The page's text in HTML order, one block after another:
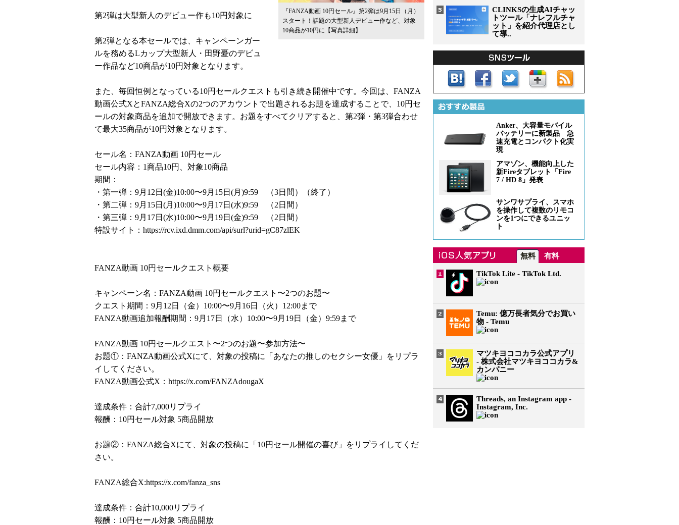
『FANZA動画 10円セール』第2弾は9月15日（月）
スタート！話題の大型新人デビュー作など、対象
10商品が10円に 【写真詳細】
第2弾は大型新人のデビュー作も10円対象に
第2弾となる本セールでは、キャンペーンガー
ルを務めるLカップ大型新人・田野憂のデビュ
ー作品など10商品が10円対象となります。
また、毎回恒例となっている10円セールクエストも引き続き開催中です。今回は、FANZA
動画公式XとFANZA総合Xの2つのアカウントで出題されるお題を達成することで、10円セ
ールの対象商品を追加で開放できます。お題をすべてクリアすると、第2弾・第3弾合わせ
て最大35商品が10円対象となります。
セール名：FANZA動画 10円セール
セール内容：1商品10円、対象10商品
期間：
・第一弾：9月12日(金)10:00〜9月15日(月)9:59 （3日間）（終了）
・第二弾：9月15日(月)10:00〜9月17日(水)9:59 （2日間）
・第三弾：9月17日(水)10:00〜9月19日(金)9:59 （2日間）
特設サイト： https://rcv.ixd.dmm.com/api/surl?urid=gC87zlEK
FANZA動画 10円セールクエスト概要
キャンペーン名：FANZA動画 10円セールクエスト〜2つのお題〜
クエスト期間：9月12日（金）10:00〜9月16日（火）12:00まで
FANZA動画追加報酬期間：9月17日（水）10:00〜9月19日（金）9:59まで
FANZA動画 10円セールクエスト〜2つのお題〜参加方法〜
お題①：FANZA動画公式Xにて、対象の投稿に「あなたの推しのセクシー女優」をリプラ
イしてください。
FANZA動画公式X： https://x.com/FANZAdougaX
達成条件：合計7,000リプライ
報酬：10円セール対象 5商品開放
お題②：FANZA総合Xにて、対象の投稿に「10円セール開催の喜び」をリプライしてくだ
さい。
FANZA総合X:https://x.com/fanza_sns
達成条件：合計10,000リプライ
報酬：10円セール対象 5商品開放
CLINKSの生成AIチャッ
トツール「ナレフルチャ
ット」を紹介代理店とし
て導..
Anker、大容量モバイル
バッテリーに新製品 急
速充電とコンパクト化実
現
アマゾン、機能向上した
新Fireタブレット「Fire
7 / HD 8」発表
サンワサプライ、スマホ
を操作して複数のリモコ
ンを1つにできるユニッ
ト
無料 有料
TikTok Lite - TikTok Ltd.
Temu: 億万長者気分でお買い
物 - Temu
マツキヨココカラ公式アプリ
- 株式会社マツキヨココカラ&
カンパニー
Threads, an Instagram app -
Instagram, Inc.